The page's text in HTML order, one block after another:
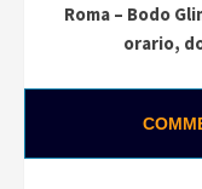
Roma – Bodo
orario,